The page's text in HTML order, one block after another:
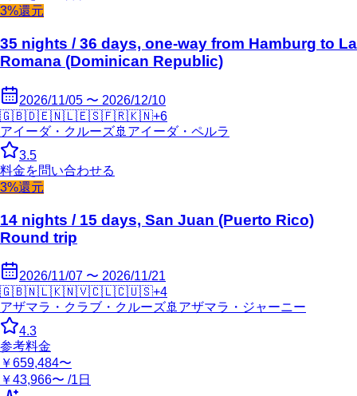
3%還元
35 nights / 36 days, one-way from Hamburg to La
Romana (Dominican Republic)
2026/11/05 〜 2026/12/10
🇬🇧🇩🇪🇳🇱🇪🇸🇫🇷🇰🇳+6
アイーダ・クルーズ🚢 アイーダ・ペルラ
3.5
料金を問い合わせる
3%還元
14 nights / 15 days, San Juan (Puerto Rico)
Round trip
2026/11/07 〜 2026/11/21
🇬🇧🇳🇱🇰🇳🇻🇨🇱🇨🇺🇸+4
アザマラ・クラブ・クルーズ🚢 アザマラ・ジャーニー
4.3
参考料金
￥659,484〜
￥43,966〜 /1日